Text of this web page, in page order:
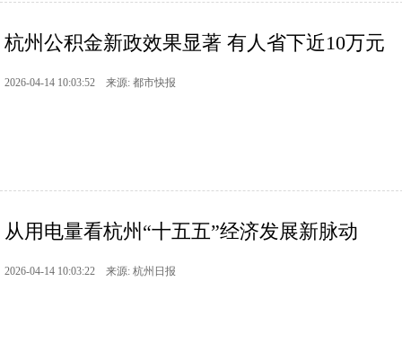
杭州公积金新政效果显著 有人省下近10万元
2026-04-14 10:03:52 来源: 都市快报
从用电量看杭州“十五五”经济发展新脉动
2026-04-14 10:03:22 来源: 杭州日报